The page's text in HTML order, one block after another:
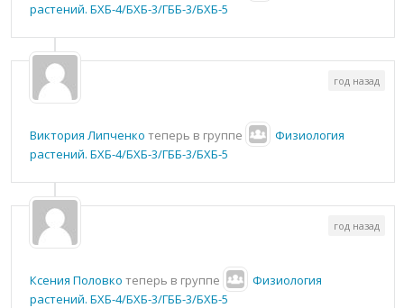
растений. БХБ-4/БХБ-3/ГББ-3/БХБ-5
Виктория Липченко теперь в группе
Физиология
растений. БХБ-4/БХБ-3/ГББ-3/БХБ-5
год назад
Ксения Половко теперь в группе
Физиология
растений. БХБ-4/БХБ-3/ГББ-3/БХБ-5
год назад